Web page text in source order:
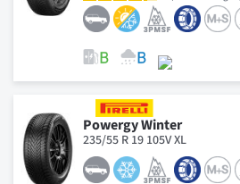
Powergy Winter
235/55 R 19 105V XL